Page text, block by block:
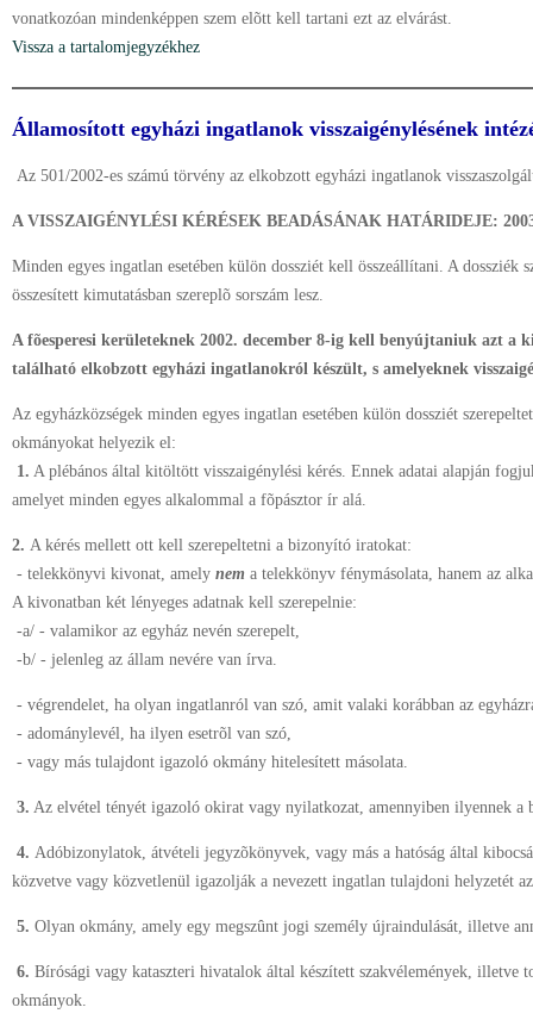
vonatkozóan mindenképpen szem elõtt kell tartani ezt az elvárást.
Vissza a tartalomjegyzékhez
Államosított egyházi ingatlanok visszaigénylésének
Az 501/2002-es számú törvény az elkobzott egyházi ingatlanok
A VISSZAIGÉNYLÉSI KÉRÉSEK BEADÁSÁNAK HATÁRIDEJE:
Minden egyes ingatlan esetében külön dossziét kell összeállítani. A dossziék
összesített kimutatásban szereplõ sorszám lesz.
A fõesperesi kerületeknek 2002. december 8-ig kell benyújtaniuk azt a
található elkobzott egyházi ingatlanokról készült, s amelyeknek
Az egyházközségek minden egyes ingatlan esetében külön dossziét
okmányokat helyezik el:
1. A plébános által kitöltött visszaigénylési kérés. Ennek adatai alapján
amelyet minden egyes alkalommal a fõpásztor ír alá.
2. A kérés mellett ott kell szerepeltetni a bizonyító iratokat:
- telekkönyvi kivonat, amely nem a telekkönyv fénymásolata, hanem az
A kivonatban két lényeges adatnak kell szerepelnie:
-a/ - valamikor az egyház nevén szerepelt,
-b/ - jelenleg az állam nevére van írva.
- végrendelet, ha olyan ingatlanról van szó, amit valaki korábban az
- adománylevél, ha ilyen esetrõl van szó,
- vagy más tulajdont igazoló okmány hitelesített másolata.
3. Az elvétel tényét igazoló okirat vagy nyilatkozat, amennyiben ilyennek a
4. Adóbizonylatok, átvételi jegyzõkönyvek, vagy más a hatóság által
közvetve vagy közvetlenül igazolják a nevezett ingatlan tulajdoni helyzetét
5. Olyan okmány, amely egy megszûnt jogi személy újraindulását, illetve
6. Bírósági vagy kataszteri hivatalok által készített szakvélemények, illetve
okmányok.